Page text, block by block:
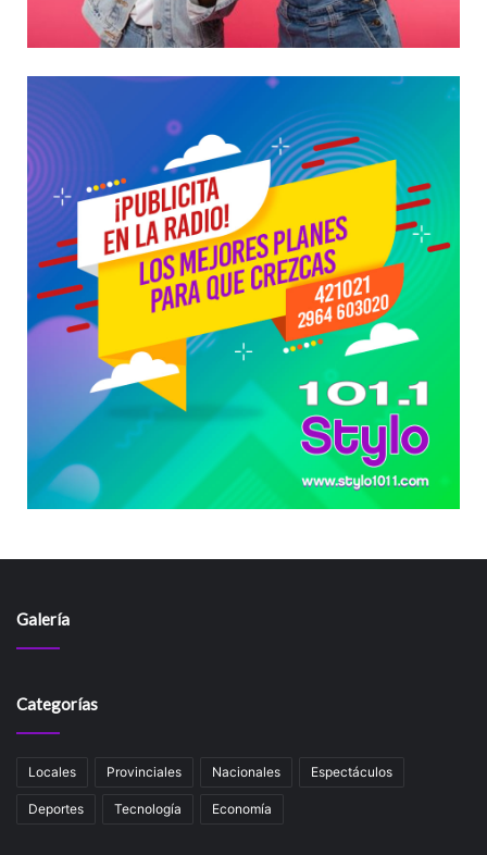
Galería
Categorías
Locales Provinciales Nacionales Espectáculos
Deportes Tecnología Economía